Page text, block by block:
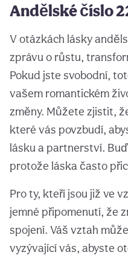
Andělské číslo
V otázkách lásky
zprávu o růstu,
Pokud jste svobodní,
vašem romantickém
změny. Můžete zjistit,
které vás povzbudí,
lásku a partnerství.
protože láska často
Pro ty, kteří jsou již ve
jemné připomenutí, že
spojení. Váš vztah
vyzývající vás, abyste